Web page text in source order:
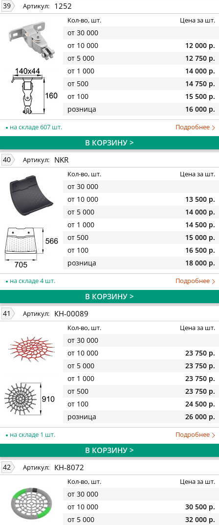
39 Артикул: 1252
Кол-во, шт. Цена за шт.
от 30 000
от 10 000
12 000 р.
от 5 000
12 750 р.
от 1 000
14 000 р.
от 500
14 750 р.
от 100
15 500 р.
розница
16 000 р.
на складе 607 шт. Подробнее
В КОРЗИНУ >
40 Артикул: NKR
Кол-во, шт. Цена за шт.
от 30 000
от 10 000
13 500 р.
от 5 000
14 000 р.
от 1 000
14 500 р.
от 500
15 000 р.
от 100
16 500 р.
розница
18 000 р.
на складе 4 шт. Подробнее
В КОРЗИНУ >
41 Артикул: КН-00089
Кол-во, шт. Цена за шт.
от 30 000
от 10 000
23 750 р.
от 5 000
23 750 р.
от 1 000
23 750 р.
от 500
23 750 р.
от 100
24 500 р.
розница
26 000 р.
на складе 1 шт. Подробнее
В КОРЗИНУ >
42 Артикул: КН-8072
Кол-во, шт. Цена за шт.
от 30 000
от 10 000
30 500 р.
от 5 000
32 000 р.